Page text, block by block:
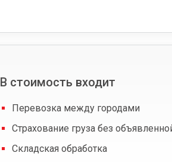
В стоимость входит
Перевозка между городами
Страхование груза без
Складская обработка